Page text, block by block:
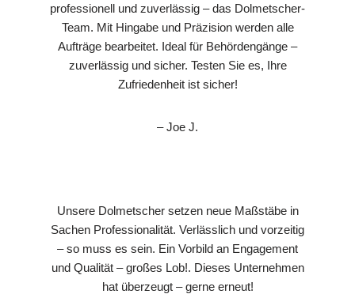
professionell und zuverlässig – das Dolmetscher-
Team. Mit Hingabe und Präzision werden alle
Aufträge bearbeitet. Ideal für Behördengänge –
zuverlässig und sicher. Testen Sie es, Ihre
Zufriedenheit ist sicher!
– Joe J.
Unsere Dolmetscher setzen neue Maßstäbe in
Sachen Professionalität. Verlässlich und vorzeitig
– so muss es sein. Ein Vorbild an Engagement
und Qualität – großes Lob!. Dieses Unternehmen
hat überzeugt – gerne erneut!